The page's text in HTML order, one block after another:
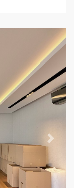
Next